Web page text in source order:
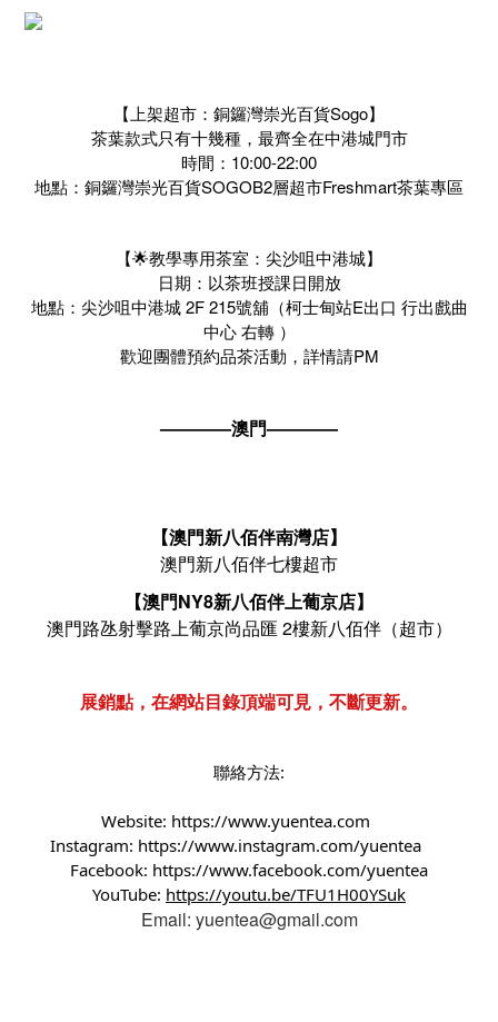
【上架超市：銅鑼灣崇光百貨Sogo】
茶葉款式只有十幾種，最齊全在中港城門市
時間：10:00-22:00
地點：銅鑼灣崇光百貨SOGOB2層超市Freshmart茶葉專區
【🌟教學專用茶室：尖沙咀中港城】
日期：以茶班授課日開放
地點：尖沙咀中港城 2F 215號舖（柯士甸站E出口 行出戲曲
中心 右轉 ）
歡迎團體預約品茶活動，詳情請PM
————澳門————
【澳門新八佰伴南灣店】
澳門新八佰伴七樓超市
【澳門NY8新八佰伴上葡京店】
澳門路氹射擊路上葡京尚品匯 2樓新八佰伴（超市）
展銷點，在網站目錄頂端可見，不斷更新。
聯絡方法:
Website: https://www.yuentea.com
Instagram: https://www.instagram.com/yuentea
Facebook: https://www.facebook.com/yuentea
YouTube: https://youtu.be/TFU1H00YSuk
Email: yuentea@gmail.com